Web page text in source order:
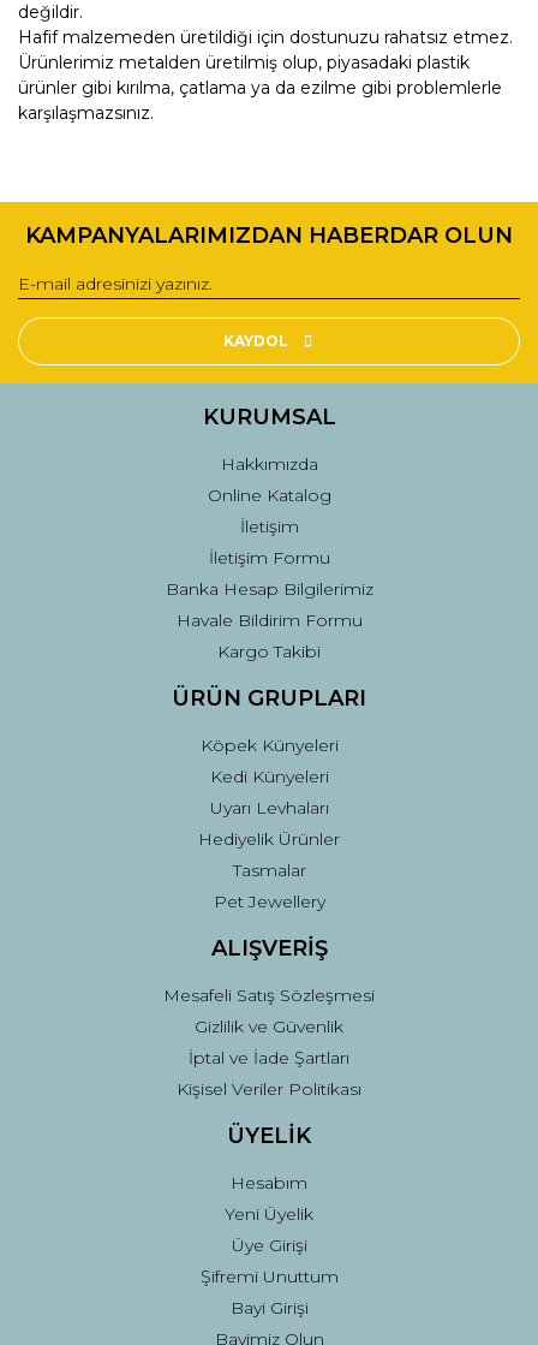
değildir.
Hafif malzemeden üretildiği için dostunuzu rahatsız etmez.
Ürünlerimiz metalden üretilmiş olup, piyasadaki plastik
ürünler gibi kırılma, çatlama ya da ezilme gibi problemlerle
karşılaşmazsınız.
konularda yetersiz gördüğünüz noktaları öneri formunu
Görüş ve önerileriniz için teşekkür ederiz.
Ürün resmi kalitesiz, bozuk veya görüntülenemiyor.
Ürün açıklamasında eksik bilgiler bulunuyor.
Ürün fiyatı diğer sitelerden daha pahalı.
Gönder
KAMPANYALARIMIZDAN HABERDAR OLUN
KAYDOL
KURUMSAL
Hakkımızda
Online Katalog
İletişim
İletişim Formu
Banka Hesap Bilgilerimiz
Havale Bildirim Formu
Kargo Takibi
ÜRÜN GRUPLARI
Köpek Künyeleri
Kedi Künyeleri
Uyarı Levhaları
Hediyelik Ürünler
Tasmalar
Pet Jewellery
ALIŞVERİŞ
Mesafeli Satış Sözleşmesi
Gizlilik ve Güvenlik
İptal ve İade Şartları
Kişisel Veriler Politikası
ÜYELİK
Hesabım
Yeni Üyelik
Üye Girişi
Şifremi Unuttum
Bayi Girişi
Bayimiz Olun